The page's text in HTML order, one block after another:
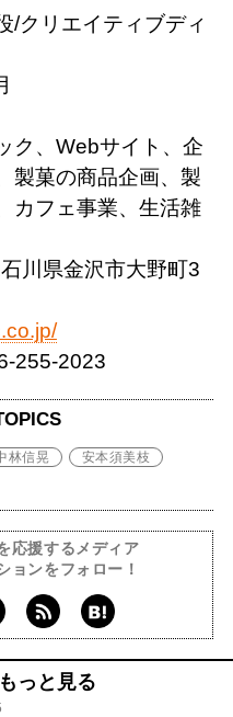
/クリエイティブディ
ク、Webサイト、企
製菓の商品企画、製
カフェ事業、生活雑
川県金沢市大野町3
255-2023
林信晃
安本須美枝
応援するメディア
ョンをフォロー！
っと見る